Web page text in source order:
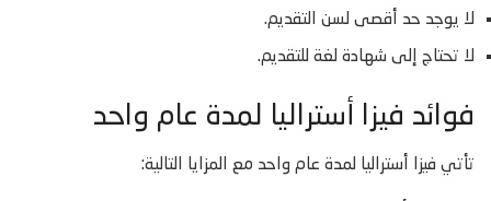
لا يوجد حد أقصى لسن التقديم.
لا تحتاج إلى شهادة لغة للتقديم.
فوائد فيزا أستراليا لمدة عام واحد
تأتي فيزا أستراليا لمدة عام واحد مع المزايا التالية: